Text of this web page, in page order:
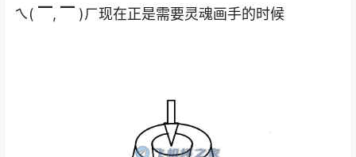
ㄟ( ▔, ▔ )ㄏ现在正是需要灵魂画手的时候